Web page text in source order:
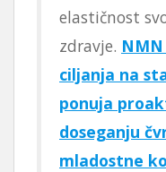
elastičnost
zdravje.
ciljanja na
ponuja
doseganju
mladostne